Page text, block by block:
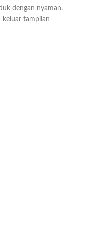
dengan nyaman.
keluar tampilan